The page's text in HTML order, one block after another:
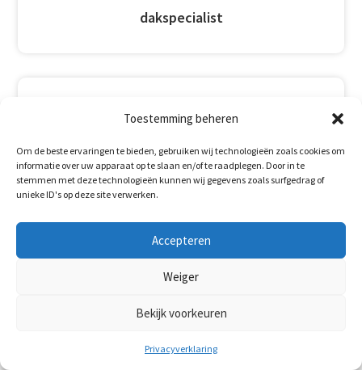
Toestemming beheren
Om de beste ervaringen te bieden, gebruiken wij technologieën zoals cookies om
informatie over uw apparaat op te slaan en/of te raadplegen. Door in te
stemmen met deze technologieën kunnen wij gegevens zoals surfgedrag of
unieke ID's op deze site verwerken.
Accepteren
Weiger
Bekijk voorkeuren
Privacyverklaring
dakspecialist

20+
Jaar ervaring